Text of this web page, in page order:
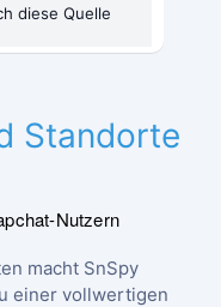
diese Quelle
Standorte
Nutzern
macht SnSpy
einer vollwertigen